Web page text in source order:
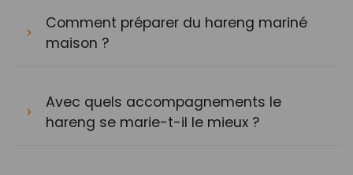
Comment préparer du hareng mariné
maison ?
Avec quels accompagnements le
hareng se marie-t-il le mieux ?